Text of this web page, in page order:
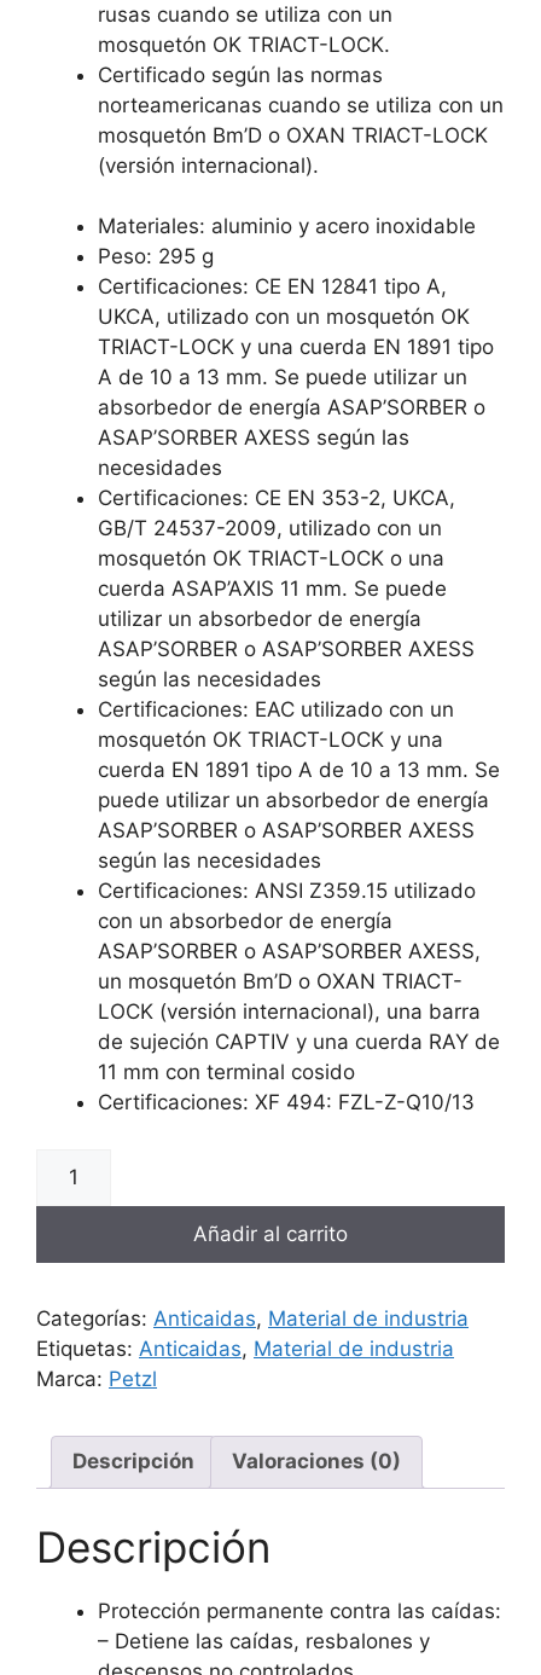
rusas cuando se utiliza con un
mosquetón OK TRIACT-LOCK.
Certificado según las normas
norteamericanas cuando se utiliza con un
mosquetón Bm’D o OXAN TRIACT-LOCK
(versión internacional).
Materiales: aluminio y acero inoxidable
Peso: 295 g
Certificaciones: CE EN 12841 tipo A,
UKCA, utilizado con un mosquetón OK
TRIACT-LOCK y una cuerda EN 1891 tipo
A de 10 a 13 mm. Se puede utilizar un
absorbedor de energía ASAP’SORBER o
ASAP’SORBER AXESS según las
necesidades
Certificaciones: CE EN 353-2, UKCA,
GB/T 24537-2009, utilizado con un
mosquetón OK TRIACT-LOCK o una
cuerda ASAP’AXIS 11 mm. Se puede
utilizar un absorbedor de energía
ASAP’SORBER o ASAP’SORBER AXESS
según las necesidades
Certificaciones: EAC utilizado con un
mosquetón OK TRIACT-LOCK y una
cuerda EN 1891 tipo A de 10 a 13 mm. Se
puede utilizar un absorbedor de energía
ASAP’SORBER o ASAP’SORBER AXESS
según las necesidades
Certificaciones: ANSI Z359.15 utilizado
con un absorbedor de energía
ASAP’SORBER o ASAP’SORBER AXESS,
un mosquetón Bm’D o OXAN TRIACT-
LOCK (versión internacional), una barra
de sujeción CAPTIV y una cuerda RAY de
11 mm con terminal cosido
Certificaciones: XF 494: FZL-Z-Q10/13
Añadir al carrito
Categorías: Anticaidas, Material de industria
Etiquetas: Anticaidas, Material de industria
Marca: Petzl
Descripción Valoraciones (0)
Descripción
Protección permanente contra las caídas:
– Detiene las caídas, resbalones y